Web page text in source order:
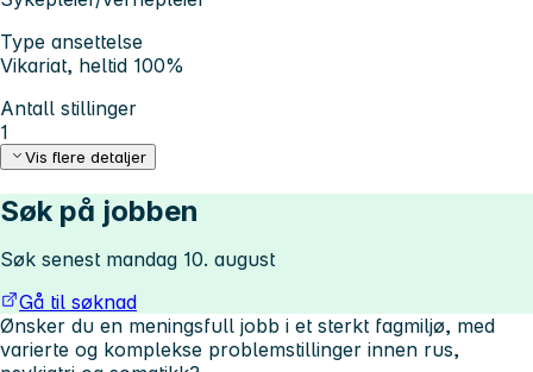
Type ansettelse
Vikariat, heltid 100%
Antall stillinger
1
Vis flere detaljer
Søk på jobben
Søk senest mandag 10. august
Gå til søknad
Ønsker du en meningsfull jobb i et sterkt fagmiljø, med
varierte og komplekse problemstillinger innen rus,